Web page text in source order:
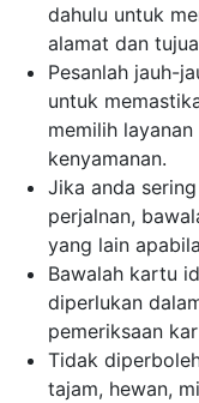
dahulu untuk
alamat dan
Pesanlah jauh-
untuk
memilih
kenyamanan.
Jika anda
perjalnan,
yang lain
Bawalah kartu
diperlukan
pemeriksaan
Tidak
tajam, hewan,